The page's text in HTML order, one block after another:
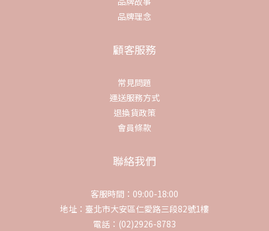
品牌理念
顧客服務
常見問題
運送服務方式
退換貨政策
會員條款
聯絡我們
客服時間：09:00-18:00
地址：臺北市大安區仁愛路三段82號1樓
電話：(02)2926-8783